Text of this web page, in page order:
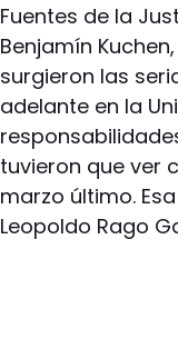
Fuentes de la
Benjamín
surgieron las
adelante en la
tuvieron que ver
marzo último.
Leopoldo Rago